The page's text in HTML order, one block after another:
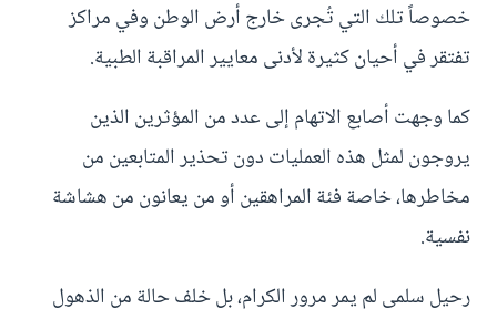
خصوصاً تلك التي تُجرى خارج أرض الوطن وفي مراكز
تفتقر في أحيان كثيرة لأدنى معايير المراقبة الطبية.
كما وجهت أصابع الاتهام إلى عدد من المؤثرين الذين
يروجون لمثل هذه العمليات دون تحذير المتابعين من
مخاطرها، خاصة فئة المراهقين أو من يعانون من هشاشة
نفسية.
رحيل سلمى لم يمر مرور الكرام، بل خلف حالة من الذهول